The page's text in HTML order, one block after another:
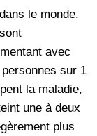
le monde.
avec
sur 1
la maladie,
une à deux
plus